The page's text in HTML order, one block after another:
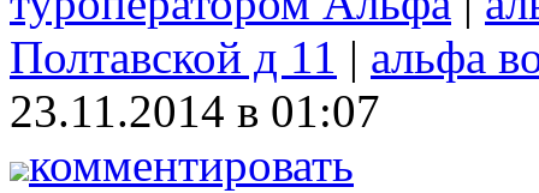
Полтавской д 11 | альфа
23.11.2014 в 01:07
комментировать